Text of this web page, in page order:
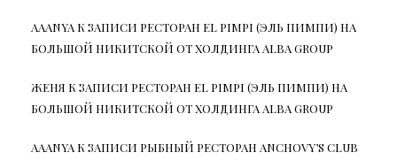
AAANYAК ЗАПИСИ РЕСТОРАН EL PIMPI (ЭЛЬ ПИМПИ) НА
БОЛЬШОЙ НИКИТСКОЙ ОТ ХОЛДИНГА ALBA GROUP
ЖЕНЯ К ЗАПИСИ РЕСТОРАН EL PIMPI (ЭЛЬ ПИМПИ) НА
БОЛЬШОЙ НИКИТСКОЙ ОТ ХОЛДИНГА ALBA GROUP
AAANYAК ЗАПИСИ РЫБНЫЙ РЕСТОРАН ANCHOVY’S CLUB